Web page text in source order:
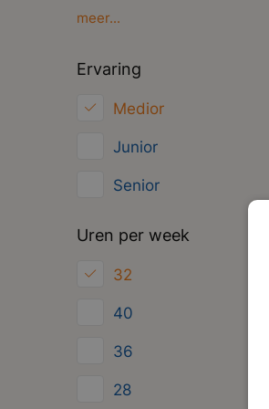
Oosterhout
meer...
Ervaring
Medior
Junior
Senior
Uren per week
32
40
36
28